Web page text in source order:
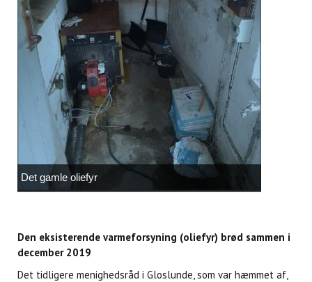
Det gamle oliefyr
Den eksisterende varmeforsyning (oliefyr) brød sammen i
december 2019
Det tidligere menighedsråd i Gloslunde, som var hæmmet af,